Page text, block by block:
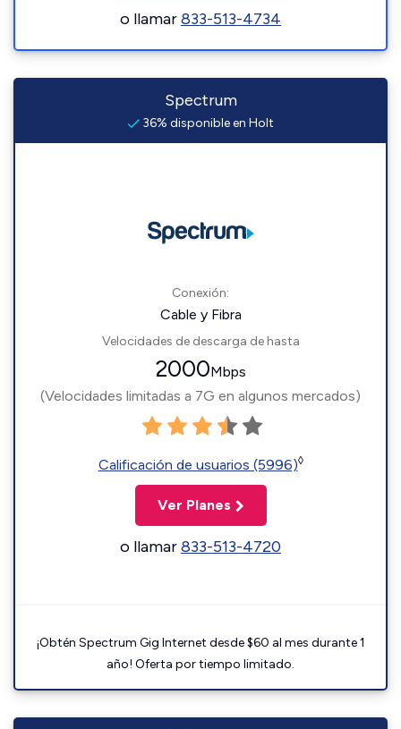
o llamar833-513-4734
Spectrum
36% disponible en Holt
Conexión:
Cable y Fibra
Velocidades de descarga de hasta
2000Mbps
(Velocidades limitadas a 7G en algunos mercados)
Calificación de usuarios (5996)◊
Ver Planes
o llamar833-513-4720
¡Obtén Spectrum Gig Internet desde $60 al mes durante 1
año! Oferta por tiempo limitado.